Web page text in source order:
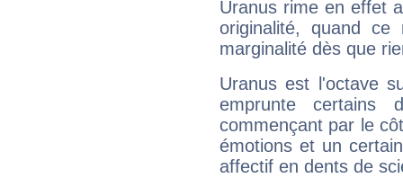
Uranus rime en effet
originalité, quand ce
marginalité dès que
Uranus est l'octave
emprunte
commençant par le
émotions et un
affectif en dents de